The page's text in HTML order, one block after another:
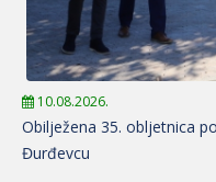
10.08.2026.
Obilježena 35. obljetnica
Đurđevcu